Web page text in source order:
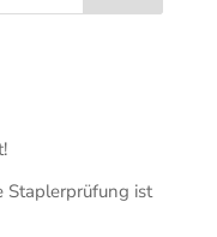
Staplerprüfung ist